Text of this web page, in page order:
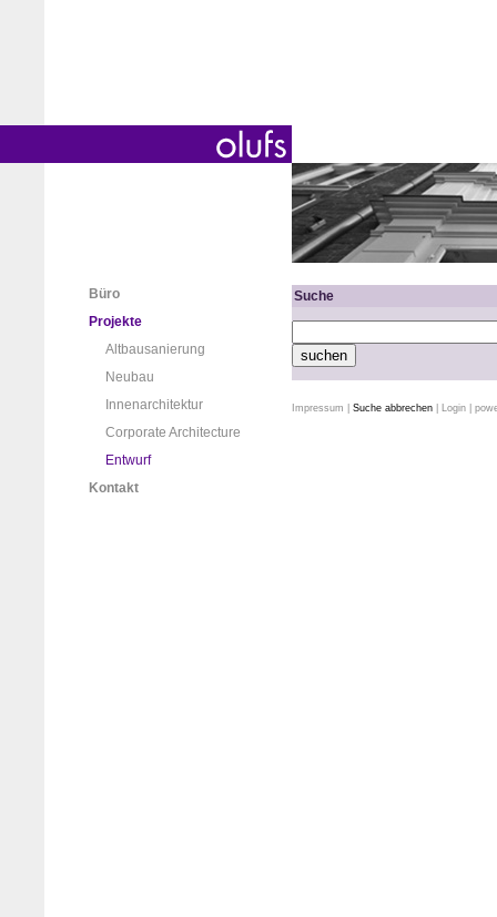
Büro
Projekte
Altbausanierung
Neubau
Innenarchitektur
Corporate Architecture
Entwurf
Kontakt
Suche
Impressum Suche abbrechen Login |